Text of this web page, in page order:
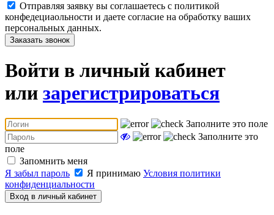
Отправляя заявку вы соглашаетесь с политикой
конфедециаольности и даете согласие на обработку ваших
персональных данных.
Заказать звонок
Войти в личный кабинет
или зарегистрироваться
Заполните это поле
Заполните это
поле
Запомнить меня
Я забыл пароль
Я принимаю Условия политики
конфиденциальности
Вход в личный кабинет